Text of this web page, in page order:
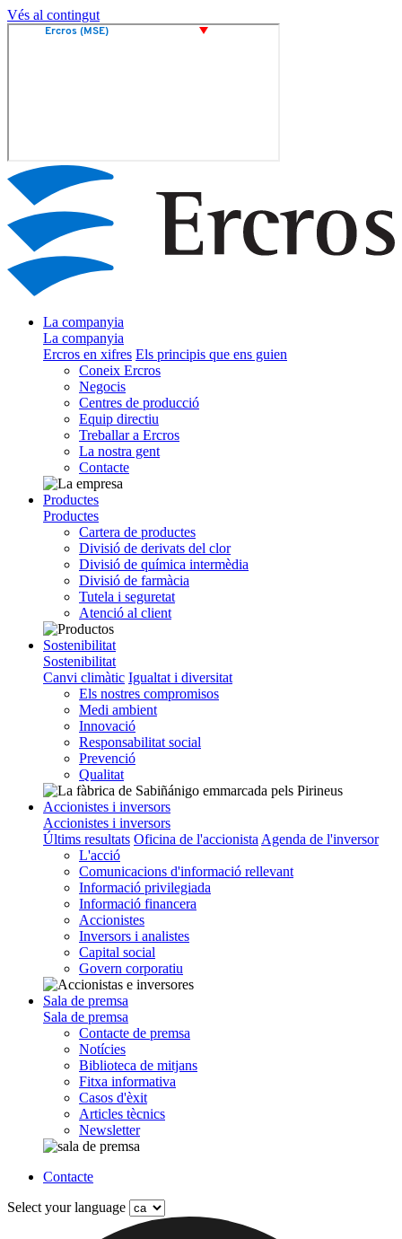
Vés al contingut
La companyia
La companyia
Ercros en xifres Els principis que ens guien
Coneix Ercros
Negocis
Centres de producció
Equip directiu
Treballar a Ercros
La nostra gent
Contacte
Productes
Productes
Cartera de productes
Divisió de derivats del clor
Divisió de química intermèdia
Divisió de farmàcia
Tutela i seguretat
Atenció al client
Sostenibilitat
Sostenibilitat
Canvi climàtic Igualtat i diversitat
Els nostres compromisos
Medi ambient
Innovació
Responsabilitat social
Prevenció
Qualitat
Accionistes i inversors
Accionistes i inversors
Últims resultats Oficina de l'accionista Agenda de l'inversor
L'acció
Comunicacions d'informació rellevant
Informació privilegiada
Informació financera
Accionistes
Inversors i analistes
Capital social
Govern corporatiu
Sala de premsa
Sala de premsa
Contacte de premsa
Notícies
Biblioteca de mitjans
Fitxa informativa
Casos d'èxit
Articles tècnics
Newsletter
Contacte
Select your language